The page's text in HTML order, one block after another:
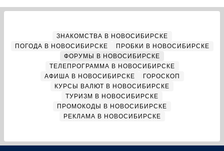
ЗНАКОМСТВА В НОВОСИБИРСКЕ
ПОГОДА В НОВОСИБИРСКЕ
ПРОБКИ В НОВОСИБИРСКЕ
ФОРУМЫ В НОВОСИБИРСКЕ
ТЕЛЕПРОГРАММА В НОВОСИБИРСКЕ
АФИША В НОВОСИБИРСКЕ
ГОРОСКОП
КУРСЫ ВАЛЮТ В НОВОСИБИРСКЕ
ТУРИЗМ В НОВОСИБИРСКЕ
ПРОМОКОДЫ В НОВОСИБИРСКЕ
РЕКЛАМА В НОВОСИБИРСКЕ